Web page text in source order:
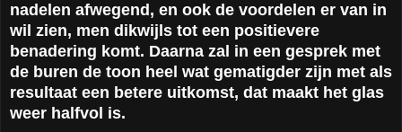
nadelen afwegend, en ook de voordelen er van in
wil zien, men dikwijls tot een positievere
benadering komt. Daarna zal in een gesprek met
de buren de toon heel wat gematigder zijn met als
resultaat een betere uitkomst, dat maakt het glas
weer halfvol is.